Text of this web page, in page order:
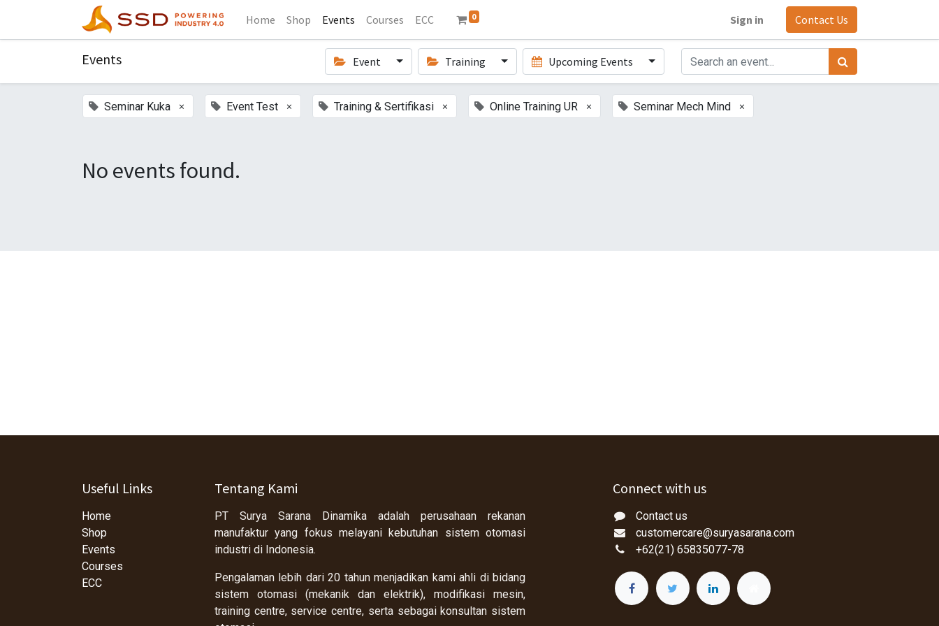
Home Shop Events Courses ECC 0 Sign in Contact Us
Events Event Training Upcoming Events
Seminar Kuka × Event Test × Training & Sertifikasi × Online Training UR × Seminar Mech Mind ×
No events found.
Useful Links
Home
Shop
Events
Courses
ECC
Tentang Kami
PT Surya Sarana Dinamika adalah perusahaan rekanan
manufaktur yang fokus melayani kebutuhan sistem otomasi
industri di Indonesia.
Pengalaman lebih dari 20 tahun menjadikan kami ahli di bidang
sistem otomasi (mekanik dan elektrik), modifikasi mesin,
training centre, service centre, serta sebagai konsultan sistem
Connect with us
Contact us
customercare@suryasarana.com
+62(21) 65835077-78